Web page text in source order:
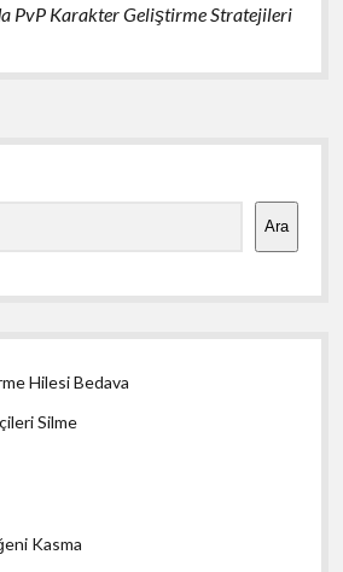
PvP Karakter Geliştirme Stratejileri
Ara
Hilesi Bedava
Silme
Kasma